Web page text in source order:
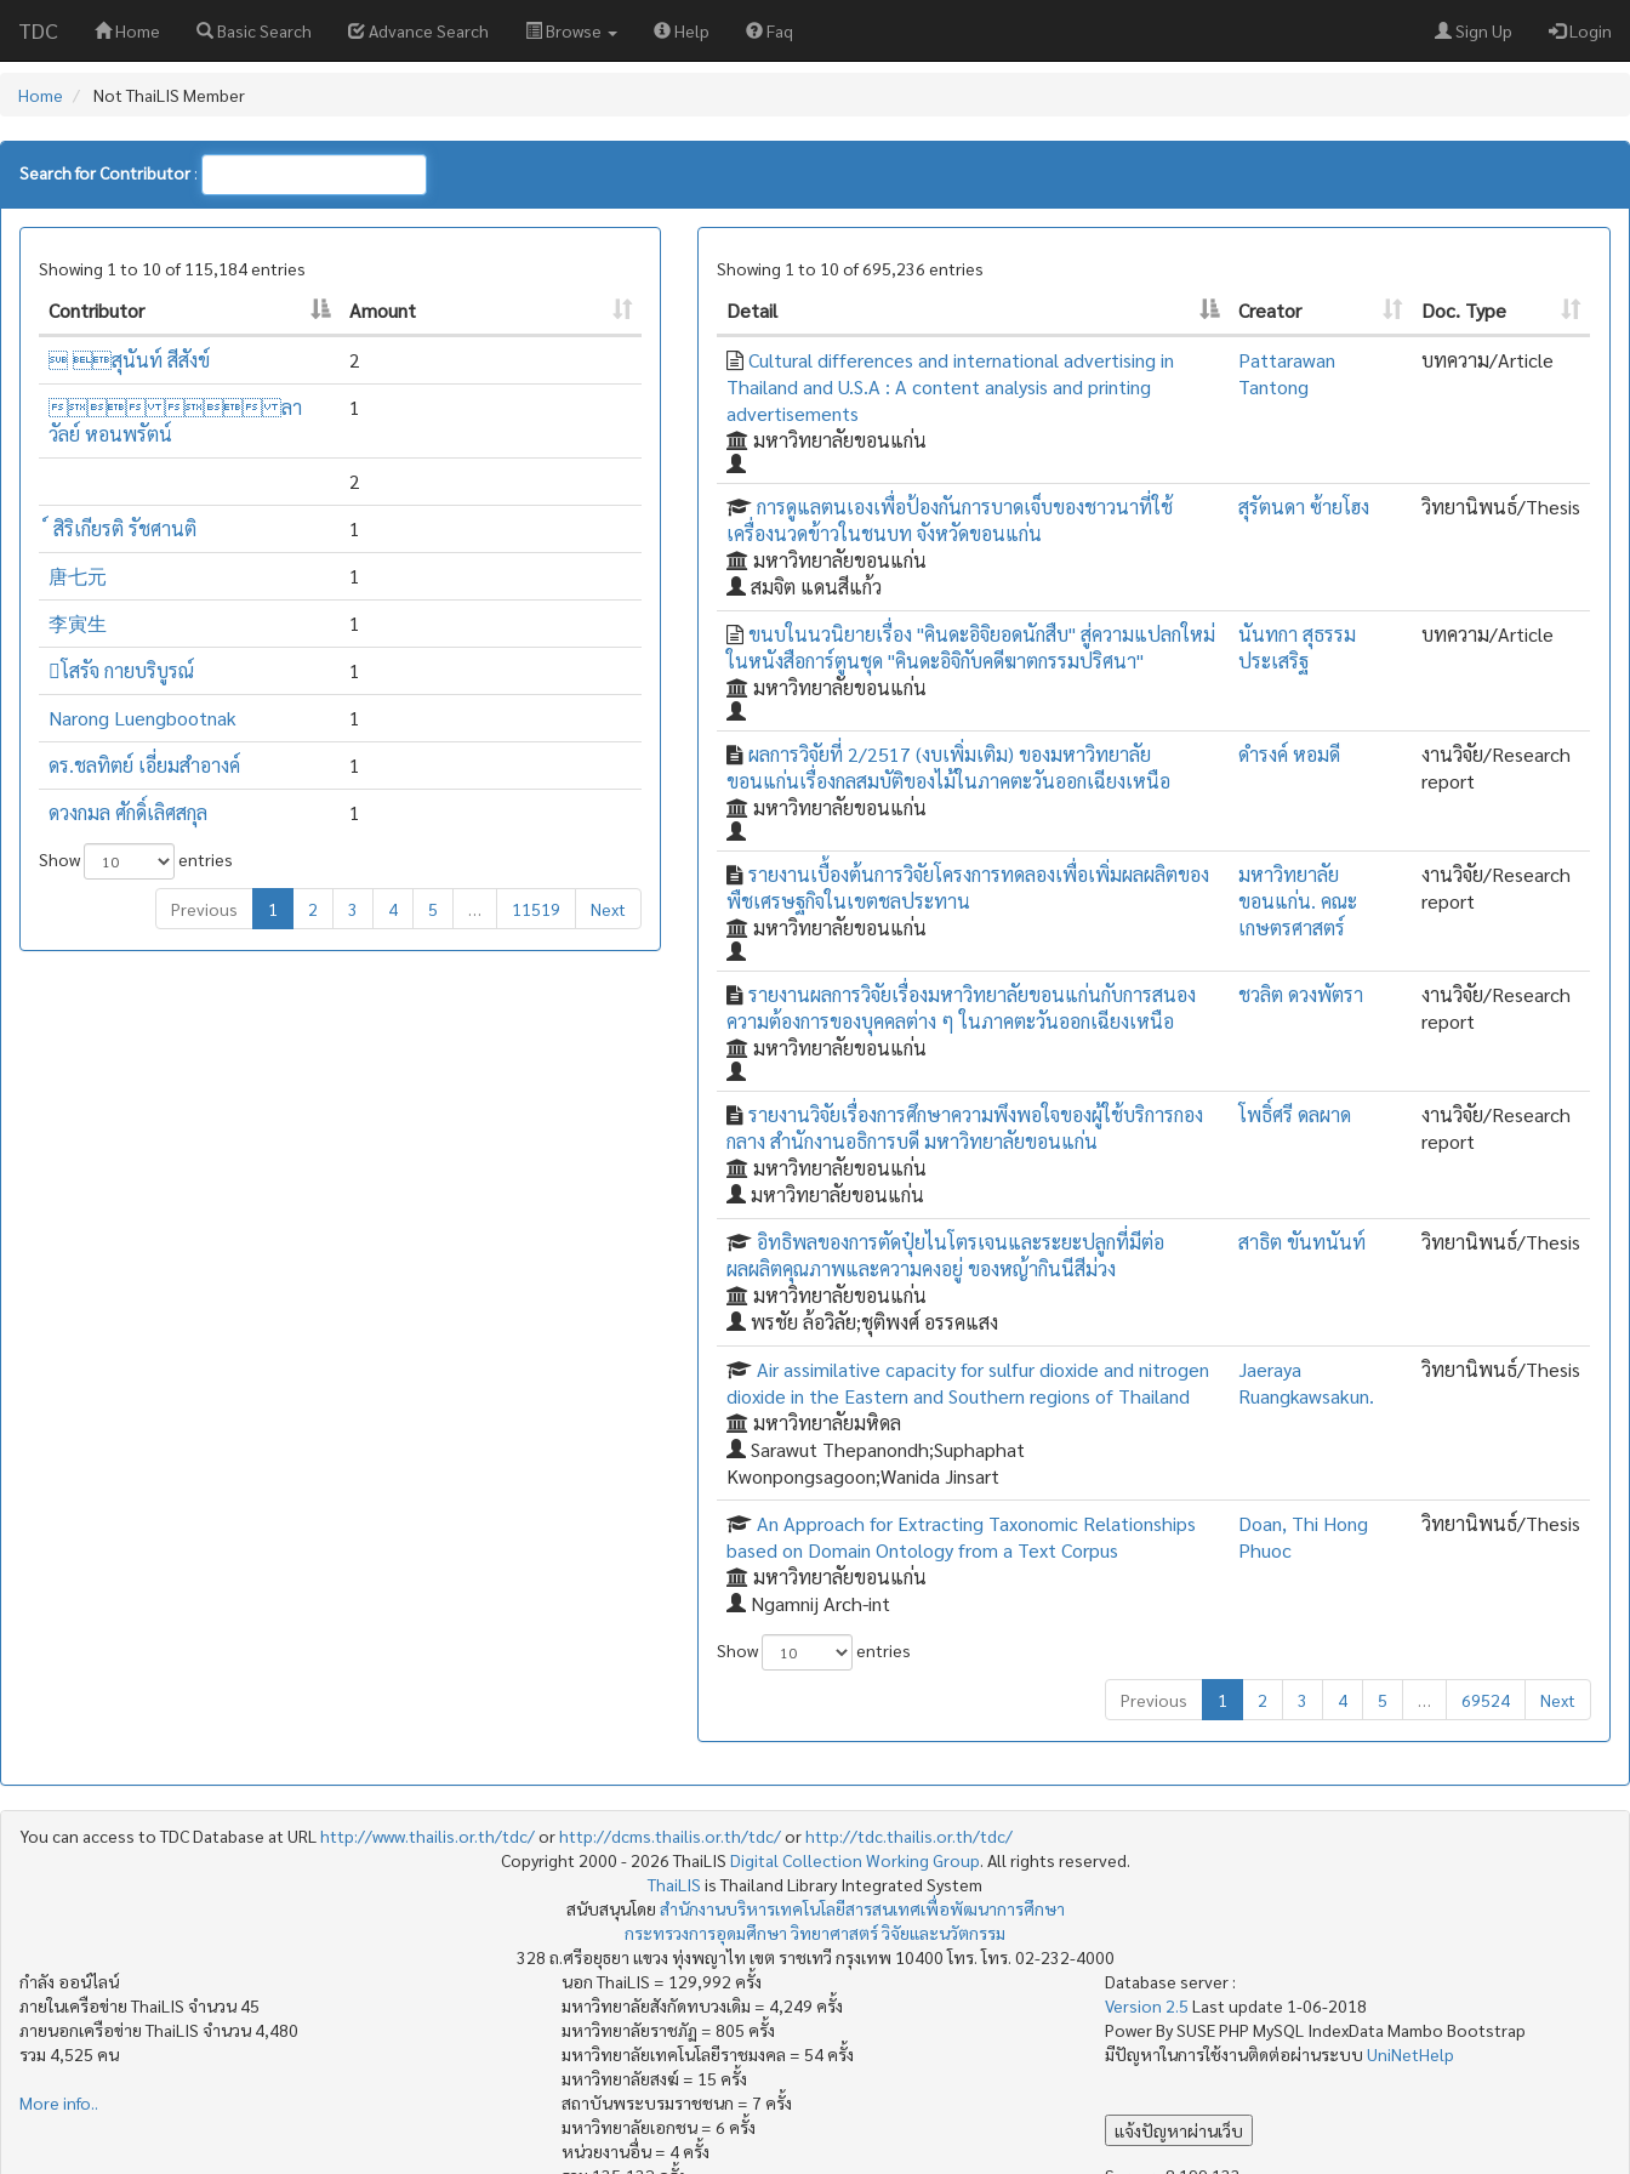
TDC Home Basic Search Advance Search Browse Help Faq Sign Up Login
Home Not ThaiLIS Member
Search for Contributor:
Showing 1 to 10 of 115,184 entries
Contributor
Amount
 สุนันท์ สีสังข์
2
  ลา
วัลย์ หอนพรัตน์
1
2
์ สิริเกียรติ รัชศานติ
1
唐七元
1
李寅生
1
โสรัจ กายบริบูรณ์
1
Narong Luengbootnak
1
ดร.ชลทิตย์ เอี่ยมสำอางค์
1
ดวงกมล ศักดิ์เลิศสกุล
1
Show entries
Previous 1 2 3 4 5 … 11519 Next
Showing 1 to 10 of 695,236 entries
Detail Creator
Doc. Type
Cultural differences and international advertising in
Thailand and U.S.A : A content analysis and printing
advertisements
มหาวิทยาลัยขอนแก่น
Pattarawan
Tantong
บทความ/Article
การดูแลตนเองเพื่อป้องกันการบาดเจ็บของชาวนาที่ใช้
เครื่องนวดข้าวในชนบท จังหวัดขอนแก่น
มหาวิทยาลัยขอนแก่น
สมจิต แดนสีแก้ว
สุรัตนดา ซ้ายโฮง วิทยานิพนธ์/Thesis
ขนบในนวนิยายเรื่อง "คินดะอิจิยอดนักสืบ" สู่ความแปลกใหม่
ในหนังสือการ์ตูนชุด "คินดะอิจิกับคดีฆาตกรรมปริศนา"
มหาวิทยาลัยขอนแก่น
นันทกา สุธรรม
ประเสริฐ
บทความ/Article
ผลการวิจัยที่ 2/2517 (งบเพิ่มเติม) ของมหาวิทยาลัย
ขอนแก่นเรื่องกลสมบัติของไม้ในภาคตะวันออกเฉียงเหนือ
มหาวิทยาลัยขอนแก่น
ดำรงค์ หอมดี
งานวิจัย/Research
report
รายงานเบื้องต้นการวิจัยโครงการทดลองเพื่อเพิ่มผลผลิตของ
พืชเศรษฐกิจในเขตชลประทาน
มหาวิทยาลัยขอนแก่น
มหาวิทยาลัย
ขอนแก่น. คณะ
เกษตรศาสตร์
งานวิจัย/Research
report
รายงานผลการวิจัยเรื่องมหาวิทยาลัยขอนแก่นกับการสนอง
ความต้องการของบุคคลต่าง ๆ ในภาคตะวันออกเฉียงเหนือ
มหาวิทยาลัยขอนแก่น
ชวลิต ดวงพัตรา
งานวิจัย/Research
report
รายงานวิจัยเรื่องการศึกษาความพึงพอใจของผู้ใช้บริการกอง
กลาง สำนักงานอธิการบดี มหาวิทยาลัยขอนแก่น
มหาวิทยาลัยขอนแก่น
มหาวิทยาลัยขอนแก่น
โพธิ์ศรี ดลผาด
งานวิจัย/Research
report
อิทธิพลของการตัดปุ๋ยไนโตรเจนและระยะปลูกที่มีต่อ
ผลผลิตคุณภาพและความคงอยู่ ของหญ้ากินนีสีม่วง
มหาวิทยาลัยขอนแก่น
พรชัย ล้อวิลัย;ชุติพงศ์ อรรคแสง
สาธิต ขันทนันท์ วิทยานิพนธ์/Thesis
Air assimilative capacity for sulfur dioxide and nitrogen
dioxide in the Eastern and Southern regions of Thailand
มหาวิทยาลัยมหิดล
Sarawut Thepanondh;Suphaphat
Kwonpongsagoon;Wanida Jinsart
Jaeraya
Ruangkawsakun.
วิทยานิพนธ์/Thesis
An Approach for Extracting Taxonomic Relationships
based on Domain Ontology from a Text Corpus
มหาวิทยาลัยขอนแก่น
Ngamnij Arch-int
Doan, Thi Hong
Phuoc
วิทยานิพนธ์/Thesis
Show entries
Previous 1 2 3 4 5 … 69524 Next
You can access to TDC Database at URL http://www.thailis.or.th/tdc/orhttp://dcms.thailis.or.th/tdc/orhttp://tdc.thailis.or.th/tdc/
Copyright 2000 - 2026 ThaiLIS Digital Collection Working Group. All rights reserved.
ThaiLIS is Thailand Library Integrated System
สนับสนุนโดย สำนักงานบริหารเทคโนโลยีสารสนเทศเพื่อพัฒนาการศึกษา
กระทรวงการอุดมศึกษา วิทยาศาสตร์ วิจัยและนวัตกรรม
328 ถ.ศรีอยุธยา แขวง ทุ่งพญาไท เขต ราชเทวี กรุงเทพ 10400 โทร. โทร. 02-232-4000
กำลัง ออน์ไลน์
ภายในเครือข่าย ThaiLIS จำนวน 45
ภายนอกเครือข่าย ThaiLIS จำนวน 4,480
รวม 4,525 คน
More info..
นอก ThaiLIS = 129,992 ครั้ง
มหาวิทยาลัยสังกัดทบวงเดิม = 4,249 ครั้ง
มหาวิทยาลัยราชภัฏ = 805 ครั้ง
มหาวิทยาลัยเทคโนโลยีราชมงคล = 54 ครั้ง
มหาวิทยาลัยสงฆ์ = 15 ครั้ง
สถาบันพระบรมราชชนก = 7 ครั้ง
มหาวิทยาลัยเอกชน = 6 ครั้ง
หน่วยงานอื่น = 4 ครั้ง
Database server :
Version 2.5 Last update 1-06-2018
Power By SUSE PHP MySQL IndexData Mambo Bootstrap
มีปัญหาในการใช้งานติดต่อผ่านระบบ UniNetHelp